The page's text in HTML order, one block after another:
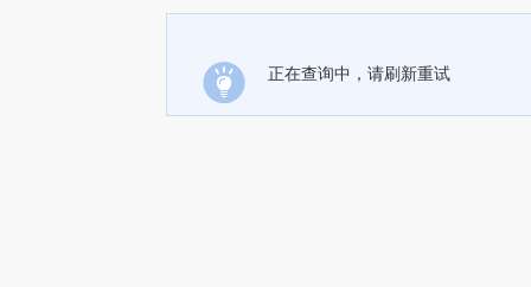
正在查询中，请刷新重试